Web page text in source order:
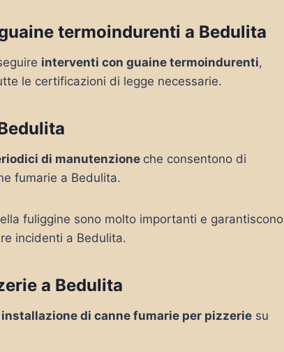
termoindurenti a Bedulita
interventi con guaine termoindurenti,
le certificazioni di legge necessarie.
di manutenzione che consentono di
fumarie a Bedulita.
fuliggine sono molto importanti e garantiscono
incidenti a Bedulita.
a Bedulita
di canne fumarie per pizzerie su